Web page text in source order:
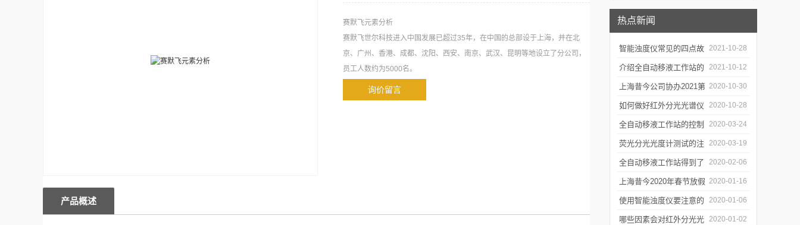
热点新闻
智能浊度仪常见的四点故
障
2021-10-28
介绍全自动移液工作站的
三种移液方式
2021-10-12
上海昔今公司协办2021第
二届上海沪助科研圈发展
年会
2020-10-30
如何做好红外分光光谱仪
的防潮工作
2020-10-28
全自动移液工作站的控制
软件有哪些特点
2020-03-24
荧光分光光度计测试的注
意事项有哪些
2020-03-19
全自动移液工作站得到了
广泛的应用
2020-02-06
上海昔今2020年春节放假
通知
2020-01-16
使用智能浊度仪要注意的
几个要点
2020-01-06
哪些因素会对红外分光光 2020-01-02
赛默飞元素分析
赛默飞世尔科技进入中国发展已超过35年，在中国的总部设于上海，并在北
京、广州、香港、成都、沈阳、西安、南京、武汉、昆明等地设立了分公司，
员工人数约为5000名。
询价留言
产品概述